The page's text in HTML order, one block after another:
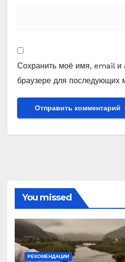
Сохранить моё имя, email и
браузере для последующих
You missed
РЕКОМЕНДАЦИИ